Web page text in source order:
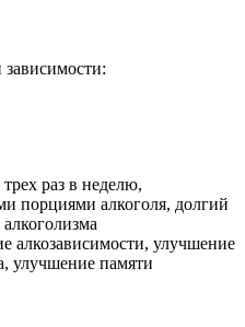
зависимости:
раз в неделю,
порциями алкоголя, долгий
алкозависимости, улучшение
улучшение памяти